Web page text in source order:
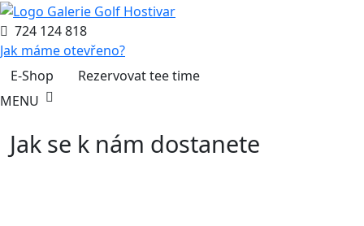
724 124 818
Jak máme otevřeno?
E-Shop
Rezervovat tee time
MENU
Jak se k nám dostanete